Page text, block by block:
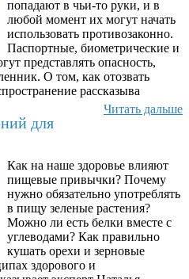
попадают в чьи-то руки, и в
любой момент их могут начать
использовать противозаконно.
Паспортные, биометрические и
представлять опасность,
О том, как отозвать
рассказыва
Читать дальше
для
Как на наше здоровье влияют
пищевые привычки? Почему
нужно обязательно употреблять
в пищу зеленые растения?
Можно ли есть белки вместе с
углеводами? Как правильно
кушать орехи и зерновые
здорового и